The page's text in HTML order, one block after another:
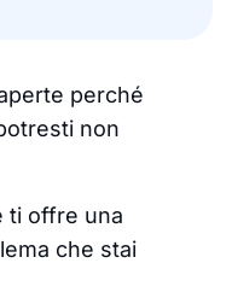
perché
non
ti offre una
che stai